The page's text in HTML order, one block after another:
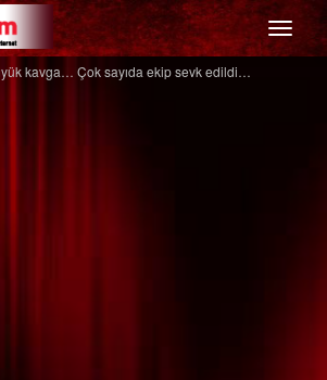
Menü
Son Dakika |Ağaçtan düştü…